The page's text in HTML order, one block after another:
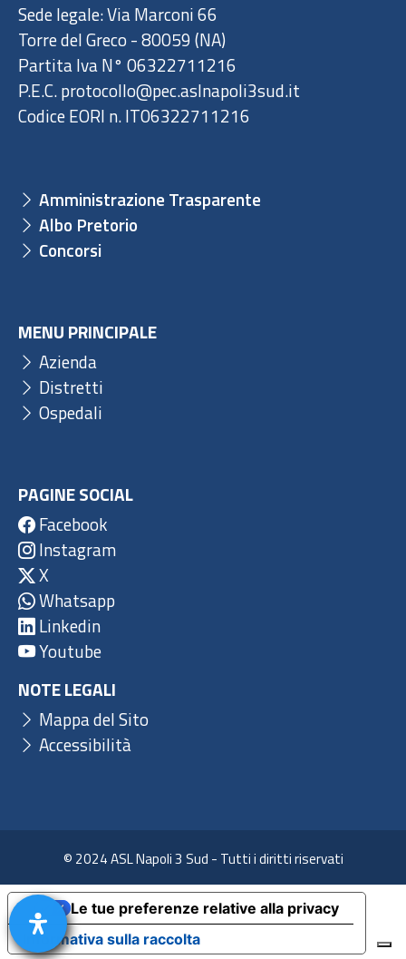
Sede legale: Via Marconi 66
Torre del Greco - 80059 (NA)
Partita Iva N° 06322711216
P.E.C. protocollo@pec.aslnapoli3sud.it
Codice EORI n. IT06322711216
Amministrazione Trasparente
Albo Pretorio
Concorsi
MENU PRINCIPALE
Azienda
Distretti
Ospedali
PAGINE SOCIAL
Facebook
Instagram
X
Whatsapp
Linkedin
Youtube
NOTE LEGALI
Mappa del Sito
Accessibilità
© 2024 ASL Napoli 3 Sud - Tutti i diritti riservati
Informativa sulla raccolta
Le tue preferenze relative alla privacy